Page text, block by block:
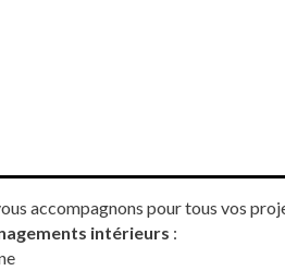
accompagnons pour tous vos
intérieurs :